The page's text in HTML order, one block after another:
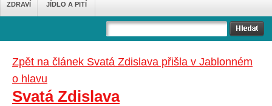
ZDRAVÍ JÍDLO A PITÍ
Zpět na článek Svatá Zdislava přišla v Jablonném
o hlavu
Svatá Zdislava